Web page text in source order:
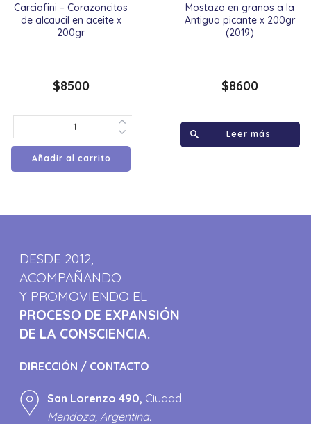
Carciofini – Corazoncitos
de alcaucil en aceite x
200gr
$8500
Añadir al carrito
Mostaza en granos a la
Antigua picante x 200gr
(2019)
$8600
Leer más
DESDE 2012,
ACOMPAÑANDO
Y PROMOVIENDO EL
PROCESO DE EXPANSIÓN
DE LA CONSCIENCIA.
DIRECCIÓN / CONTACTO
San Lorenzo 490, Ciudad.
Mendoza, Argentina.